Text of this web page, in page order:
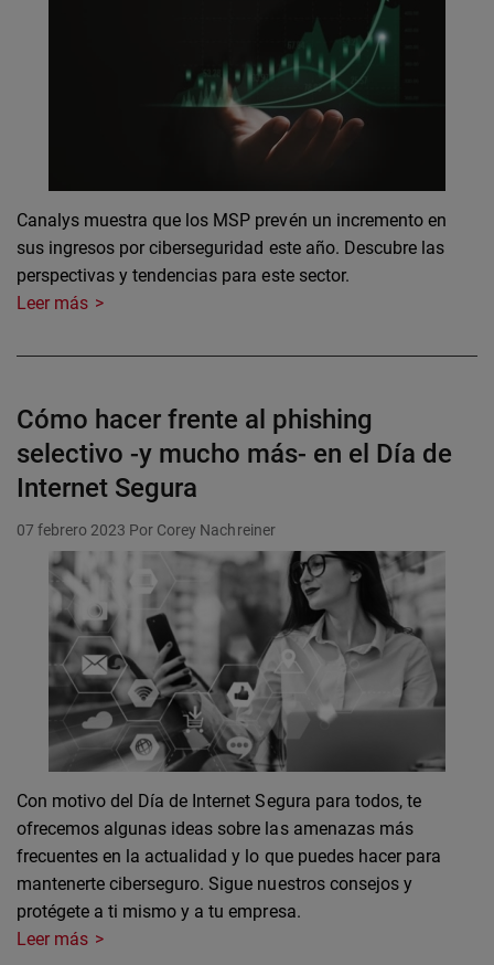
Canalys muestra que los MSP prevén un incremento en
sus ingresos por ciberseguridad este año. Descubre las
perspectivas y tendencias para este sector.
Leer más
Cómo hacer frente al phishing
selectivo -y mucho más- en el Día de
Internet Segura
07 febrero 2023 Por Corey Nachreiner
Con motivo del Día de Internet Segura para todos, te
ofrecemos algunas ideas sobre las amenazas más
frecuentes en la actualidad y lo que puedes hacer para
mantenerte ciberseguro. Sigue nuestros consejos y
protégete a ti mismo y a tu empresa.
Leer más